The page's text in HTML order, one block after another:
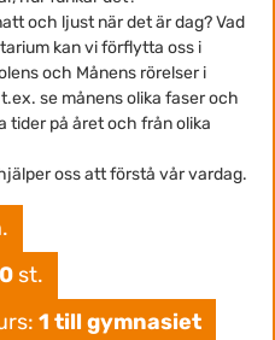
och ljust när det är dag? Vad
kan vi förflytta oss i
och Månens rörelser i
se månens olika faser och
tider på året och från olika
oss att förstå vår vardag.
st.
1 till gymnasiet